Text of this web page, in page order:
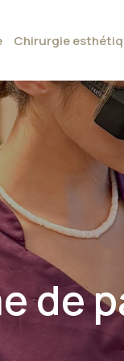
Chirurgie
de